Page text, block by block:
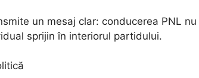
un mesaj clar: conducerea PNL
sprijin în interiorul partidului.